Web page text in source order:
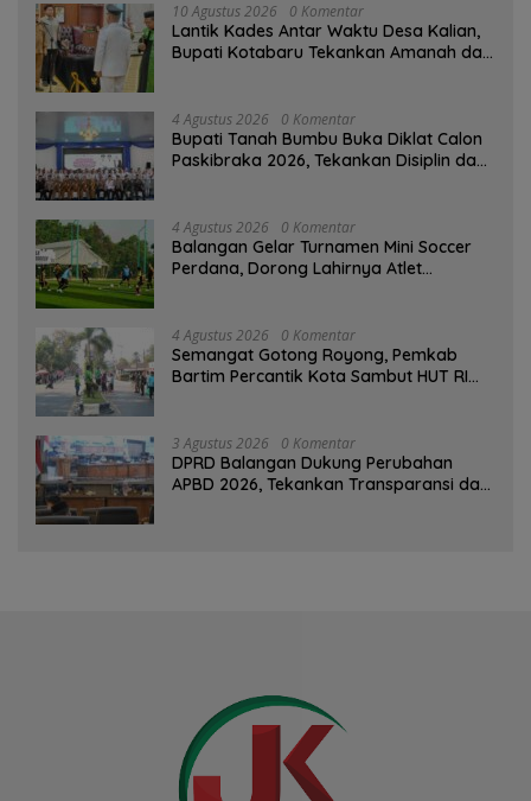
10 Agustus 2026 0 Komentar
Lantik Kades Antar Waktu Desa Kalian,
Bupati Kotabaru Tekankan Amanah dan
4 Agustus 2026 0 Komentar
Bupati Tanah Bumbu Buka Diklat Calon
Paskibraka 2026, Tekankan Disiplin dan
4 Agustus 2026 0 Komentar
Balangan Gelar Turnamen Mini Soccer
Perdana, Dorong Lahirnya Atlet
4 Agustus 2026 0 Komentar
Semangat Gotong Royong, Pemkab
Bartim Percantik Kota Sambut HUT RI
3 Agustus 2026 0 Komentar
DPRD Balangan Dukung Perubahan
APBD 2026, Tekankan Transparansi dan